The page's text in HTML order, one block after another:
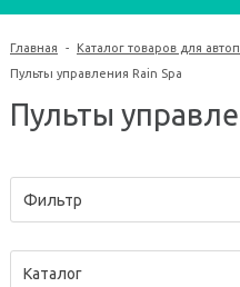
Главная - Каталог товаров для
Пульты управления Rain Spa
Пульты
Фильтр
Каталог